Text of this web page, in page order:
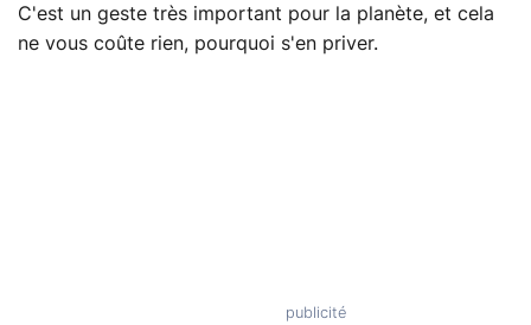
C'est un geste très important pour la planète, et cela
ne vous coûte rien, pourquoi s'en priver.